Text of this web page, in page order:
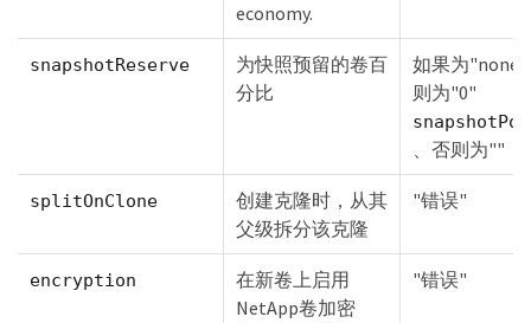
economy.
snapshotReserve
为快照预留的卷百
分比
如果为
则为"0"
、否则为""
splitOnClone
创建克隆时，从其
父级拆分该克隆
"错误"
encryption
在新卷上启用
NetApp卷加密
"错误"